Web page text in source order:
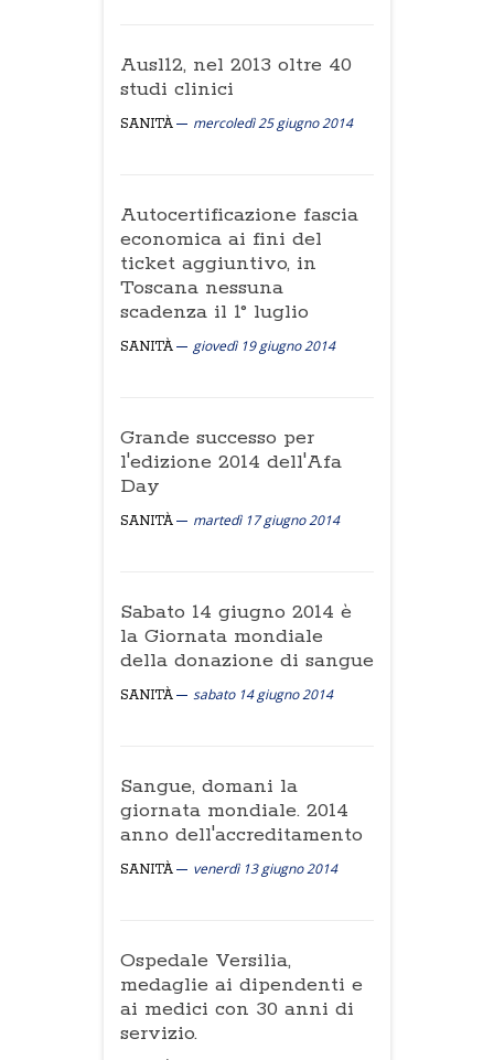
Ausl12, nel 2013 oltre 40
studi clinici
SANITÀ mercoledì 25 giugno 2014
Autocertificazione fascia
economica ai fini del
ticket aggiuntivo, in
Toscana nessuna
scadenza il 1° luglio
SANITÀ giovedì 19 giugno 2014
Grande successo per
l'edizione 2014 dell'Afa
Day
SANITÀ martedì 17 giugno 2014
Sabato 14 giugno 2014 è
la Giornata mondiale
della donazione di sangue
SANITÀ sabato 14 giugno 2014
Sangue, domani la
giornata mondiale. 2014
anno dell'accreditamento
SANITÀ venerdì 13 giugno 2014
Ospedale Versilia,
medaglie ai dipendenti e
ai medici con 30 anni di
servizio.